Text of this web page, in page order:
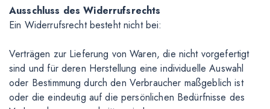
Ausschluss des Widerrufsrechts
Ein Widerrufsrecht besteht nicht bei:
Verträgen zur Lieferung von Waren, die nicht vorgefertigt
sind und für deren Herstellung eine individuelle Auswahl
oder Bestimmung durch den Verbraucher maßgeblich ist
oder die eindeutig auf die persönlichen Bedürfnisse des